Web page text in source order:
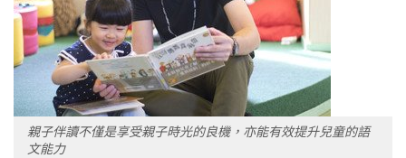
親子伴讀不僅是享受親子時光的良機，亦能有效提升兒童的語
文能力